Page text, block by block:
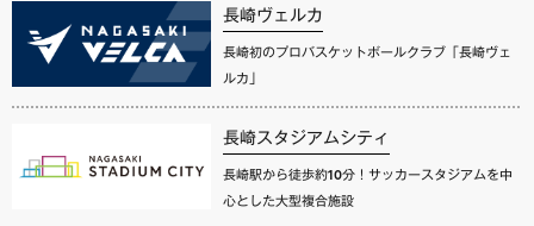
長崎ヴェルカ
長崎初のプロバスケットボールクラブ「長崎ヴェ
ルカ」
長崎スタジアムシティ
長崎駅から徒歩約10分！サッカースタジアムを中
心とした大型複合施設